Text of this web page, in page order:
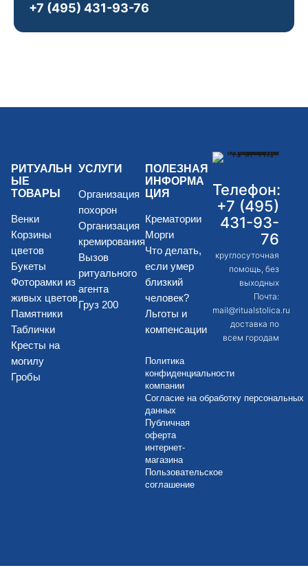
+7 (495) 431-93-76
РИТУАЛЬН
ЫЕ
ТОВАРЫ
Венки
Корзины
цветов
Букеты
Фоторамки из
живых цветов
Памятники
Таблички
Кресты на
могилу
Гробы
УСЛУГИ
Организация
похорон
Организация
кремирования
Вызов
ритуального
агента
Груз 200
ПОЛЕЗНАЯ
ИНФОРМА
ЦИЯ
Крематории
Морги
Что делать,
если умер
близкий
человек?
Льготы и
компенсации
Политика
конфиденциальности
компании
Согласие на обработку персональных
данных
Публичная
оферта
интернет-
магазина
Пользовательское
соглашение
Телефон:
+7 (495)
431-93-
76
круглосуточная
помощь, без
выходных
Почта:
mail@ritualstolica.ru
доставка по
всем городам